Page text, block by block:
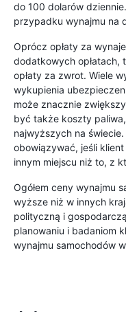
do 100 dolarów
przypadku wynajmu na
Oprócz opłaty za
dodatkowych opłatach,
opłaty za zwrot. Wiele
wykupienia
może znacznie
być także koszty
najwyższych na
obowiązywać, jeśli
innym miejscu niż to, z
Ogółem ceny wynajmu
wyższe niż w innych
polityczną i
planowaniu i badaniom
wynajmu samochodów